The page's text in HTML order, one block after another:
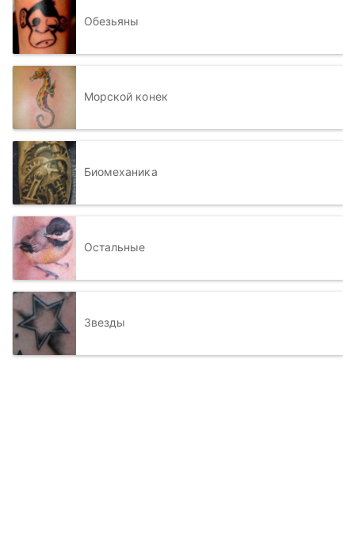
Обезьяны
Морской конек
Биомеханика
Остальные
Звезды